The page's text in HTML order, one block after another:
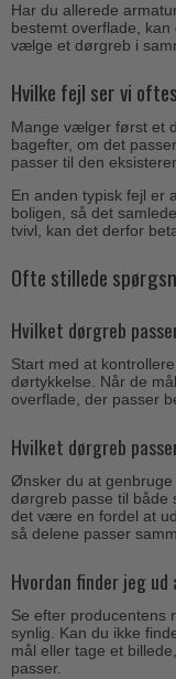
Har du allerede
bestemt overflade,
vælge et dørgreb i
Hvilke fejl ser vi
Mange vælger først et
bagefter, om det
passer til den
En anden typisk fejl er
boligen, så det
tvivl, kan det derfor
Ofte stillede
Hvilket dørgreb
Start med at
dørtykkelse. Når de
overflade, der passer
Hvilket dørgreb
Ønsker du at genbruge
dørgreb passe til både
det være en fordel at
så delene passer
Hvordan finder jeg
Se efter producentens
synlig. Kan du ikke
mål eller tage et
passer.